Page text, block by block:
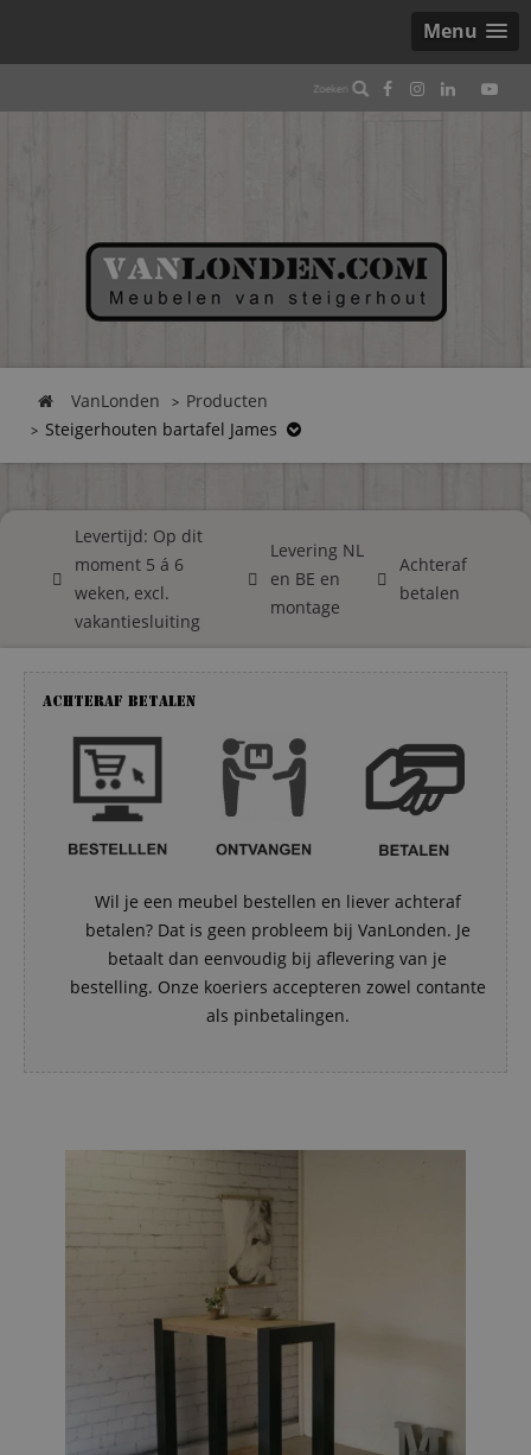
Menu
VanLonden
Producten
Steigerhouten bartafel James
Levertijd: Op dit
moment 5 á 6
weken, excl.
vakantiesluiting
Levering NL
en BE en
montage
Achteraf
betalen
Achteraf betalen
Wil je een meubel bestellen en liever achteraf
betalen? Dat is geen probleem bij VanLonden. Je
betaalt dan eenvoudig bij aflevering van je
bestelling. Onze koeriers accepteren zowel contante
als pinbetalingen.